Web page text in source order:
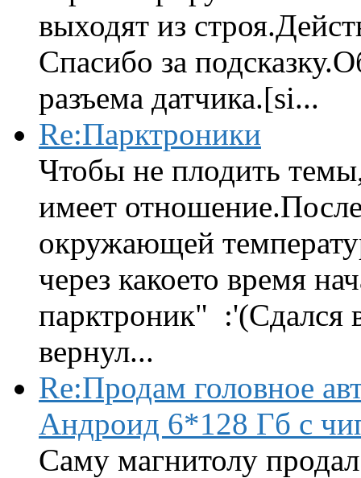
выходят из
Спасибо за
разъема датчика.[si...
Re:Парктроники
Чтобы не плодить
имеет
окружающей
через какоето время
парктроник" :'(Сдался
вернул...
Re:Продам головное
Андроид 6*128 Гб с
Саму магнитолу